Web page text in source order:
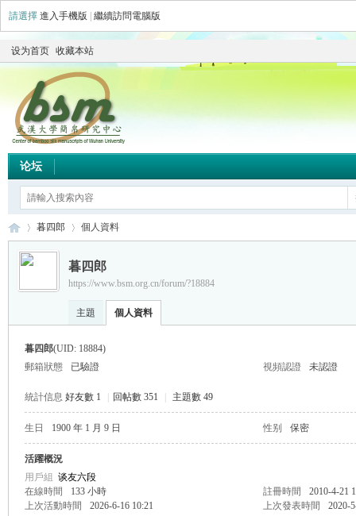
請選擇 進入手機版 繼續訪問電腦版
设为首页 收藏本站
论坛
›
暮四郎 個人資料
暮四郎
https://www.bsm.org.cn/forum/?18884
主題 個人資料
暮四郎(UID: 18884)
郵箱狀態
已驗證 視頻認證 未認證
統計信息 好友數 1 回帖數 351 主題數 49
生日 1900 年 1 月 9 日 性别 保密
活躍概況
用戶組 谈友六段
在線時間
133 小時 註冊時間
2010-4-21
上次活動時間
2026-6-16 10:21 上次發表時間 2020-